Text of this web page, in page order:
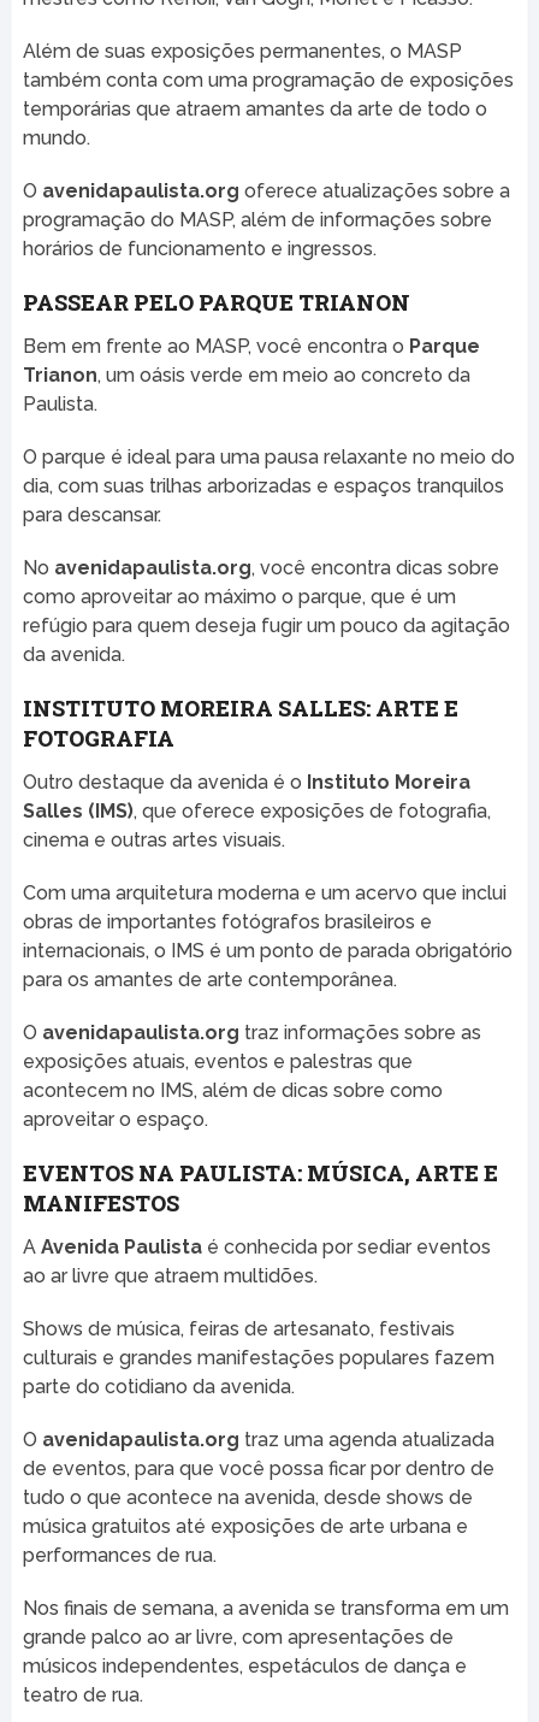
Além de suas exposições permanentes, o MASP
também conta com uma programação de exposições
temporárias que atraem amantes da arte de todo o
mundo.
O avenidapaulista.org oferece atualizações sobre a
programação do MASP, além de informações sobre
horários de funcionamento e ingressos.
PASSEAR PELO PARQUE TRIANON
Bem em frente ao MASP, você encontra o Parque
Trianon, um oásis verde em meio ao concreto da
Paulista.
O parque é ideal para uma pausa relaxante no meio do
dia, com suas trilhas arborizadas e espaços tranquilos
para descansar.
No avenidapaulista.org, você encontra dicas sobre
como aproveitar ao máximo o parque, que é um
refúgio para quem deseja fugir um pouco da agitação
da avenida.
INSTITUTO MOREIRA SALLES: ARTE E
FOTOGRAFIA
Outro destaque da avenida é o Instituto Moreira
Salles (IMS), que oferece exposições de fotografia,
cinema e outras artes visuais.
Com uma arquitetura moderna e um acervo que inclui
obras de importantes fotógrafos brasileiros e
internacionais, o IMS é um ponto de parada obrigatório
para os amantes de arte contemporânea.
O avenidapaulista.org traz informações sobre as
exposições atuais, eventos e palestras que
acontecem no IMS, além de dicas sobre como
aproveitar o espaço.
EVENTOS NA PAULISTA: MÚSICA, ARTE E
MANIFESTOS
A Avenida Paulistaé conhecida por sediar eventos
ao ar livre que atraem multidões.
Shows de música, feiras de artesanato, festivais
culturais e grandes manifestações populares fazem
parte do cotidiano da avenida.
O avenidapaulista.org traz uma agenda atualizada
de eventos, para que você possa ficar por dentro de
tudo o que acontece na avenida, desde shows de
música gratuitos até exposições de arte urbana e
performances de rua.
Nos finais de semana, a avenida se transforma em um
grande palco ao ar livre, com apresentações de
músicos independentes, espetáculos de dança e
teatro de rua.